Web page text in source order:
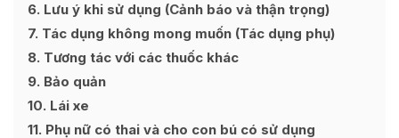
6 Lưu ý khi sử dụng (Cảnh báo và thận trọng)
7 Tác dụng không mong muốn (Tác dụng phụ)
8 Tương tác với các thuốc khác
9 Bảo quản
10 Lái xe
11 Phụ nữ có thai và cho con bú có sử dụng